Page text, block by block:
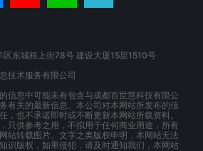
区东城根上街78号 建设大厦15层1510号
技术服务有限公司
信息中可能未有包含与成都百世慧科技有限公
有关的最新信息。本公司对本网站所发布的信
，也不承诺即时或不断更新本网站所载资料。
只供参考之用，不拟用于任何商业用途，所有
站转载图片、文字之类版权申明，本网站无法
识版权，如果侵犯，请及时通知我们，本网站